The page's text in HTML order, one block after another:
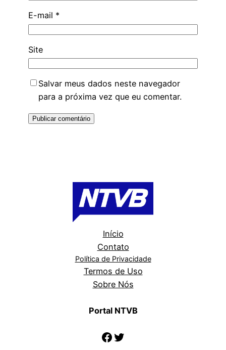
E-mail *
Site
Salvar meus dados neste navegador
para a próxima vez que eu comentar.
Início
Contato
Política de Privacidade
Termos de Uso
Sobre Nós
Portal NTVB
Facebook
Twitter